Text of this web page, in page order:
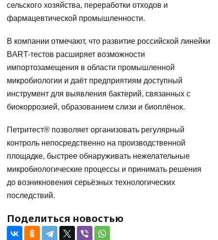
сельского хозяйства, переработки отходов и
фармацевтической промышленности.
В компании отмечают, что развитие российской линейки
BART-тестов расширяет возможности
импортозамещения в области промышленной
микробиологии и даёт предприятиям доступный
инструмент для выявления бактерий, связанных с
биокоррозией, образованием слизи и биоплёнок.
Петритест® позволяет организовать регулярный
контроль непосредственно на производственной
площадке, быстрее обнаруживать нежелательные
микробиологические процессы и принимать решения
до возникновения серьёзных технологических
последствий.
Поделиться новостью